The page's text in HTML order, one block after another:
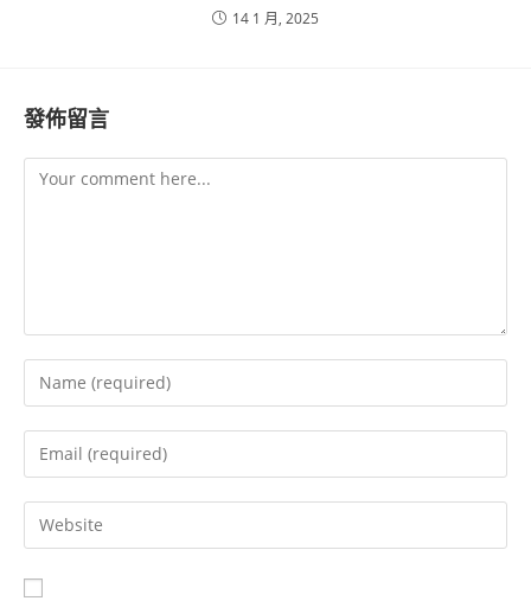
14 1 月, 2025
發佈留言